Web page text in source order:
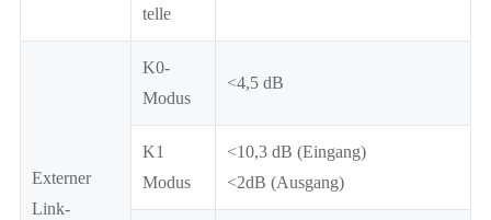
telle
Externer
Link-
K0-
Modus
<4,5 dB
K1
Modus
<10,3 dB (Eingang)
<2dB (Ausgang)